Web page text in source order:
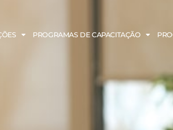
PROGRAMAS DE CAPACITAÇÃO